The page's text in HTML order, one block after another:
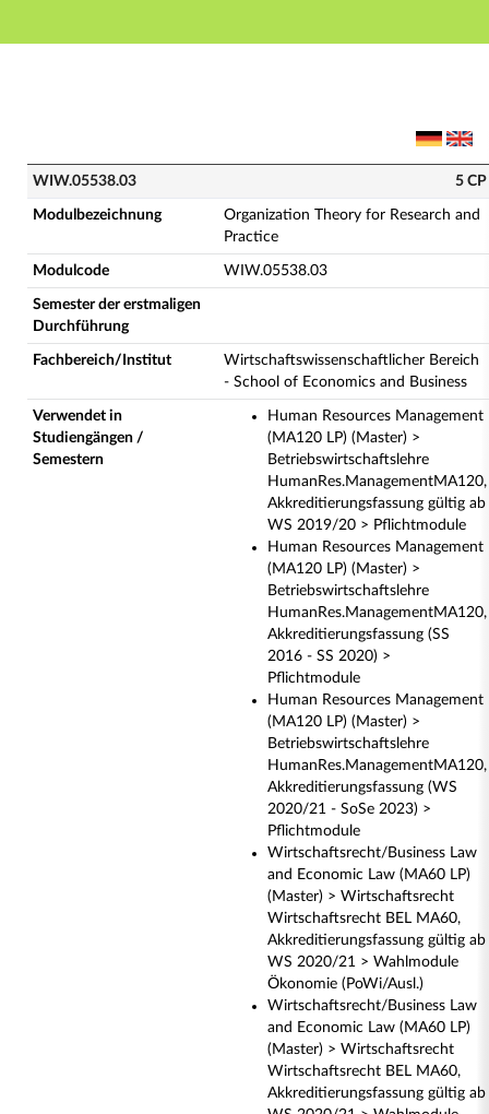
Hauptnavigation
WIW.05538.03 - Organization Theory for Research
WIW.05538.03 5 CP
Modulbezeichnung
Organization Theory for Research and
Practice
Modulcode WIW.05538.03
Semester der erstmaligen
Durchführung
Fachbereich/Institut
Wirtschaftswissenschaftlicher Bereich
- School of Economics and Business
Verwendet in
Studiengängen /
Semestern
Human Resources Management
(MA120 LP) (Master) >
Betriebswirtschaftslehre
HumanRes.ManagementMA120,
Akkreditierungsfassung gültig ab
WS 2019/20 > Pflichtmodule
Human Resources Management
(MA120 LP) (Master) >
Betriebswirtschaftslehre
HumanRes.ManagementMA120,
Akkreditierungsfassung (SS
2016 - SS 2020) >
Pflichtmodule
Human Resources Management
(MA120 LP) (Master) >
Betriebswirtschaftslehre
HumanRes.ManagementMA120,
Akkreditierungsfassung (WS
2020/21 - SoSe 2023) >
Pflichtmodule
Wirtschaftsrecht/Business Law
and Economic Law (MA60 LP)
(Master) > Wirtschaftsrecht
Wirtschaftsrecht BEL MA60,
Akkreditierungsfassung gültig ab
WS 2020/21 > Wahlmodule
Ökonomie (PoWi/Ausl.)
Wirtschaftsrecht/Business Law
and Economic Law (MA60 LP)
(Master) > Wirtschaftsrecht
Wirtschaftsrecht BEL MA60,
Akkreditierungsfassung gültig ab